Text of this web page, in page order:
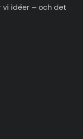
vi idéer – och det